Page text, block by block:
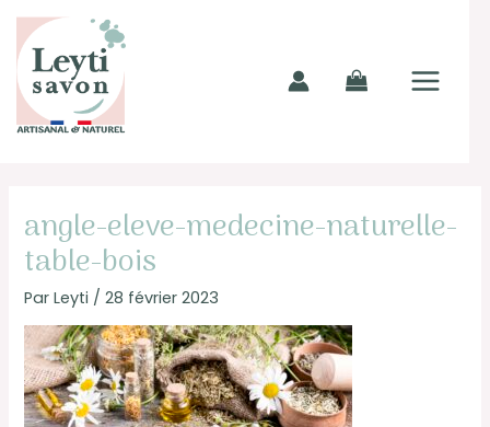
contenu
angle-eleve-medecine-naturelle-
table-bois
ParLeyti /28 février 2023